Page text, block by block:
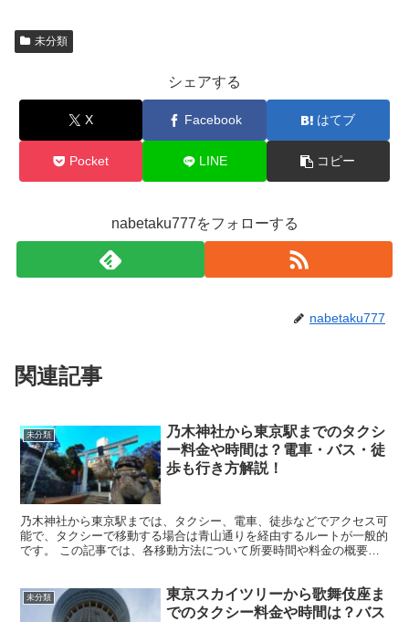
未分類
シェアする
X Facebook はてブ
Pocket LINE コピー
nabetaku777をフォローする
nabetaku777
関連記事
未分類
乃木神社から東京駅までのタクシ
ー料金や時間は？電車・バス・徒
歩も行き方解説！
乃木神社から東京駅までは、タクシー、電車、徒歩などでアクセス可
能で、タクシーで移動する場合は青山通りを経由するルートが一般的
です。 この記事では、各移動方法について所要時間や料金の概要を
未分類
東京スカイツリーから歌舞伎座ま
でのタクシー料金や時間は？バス